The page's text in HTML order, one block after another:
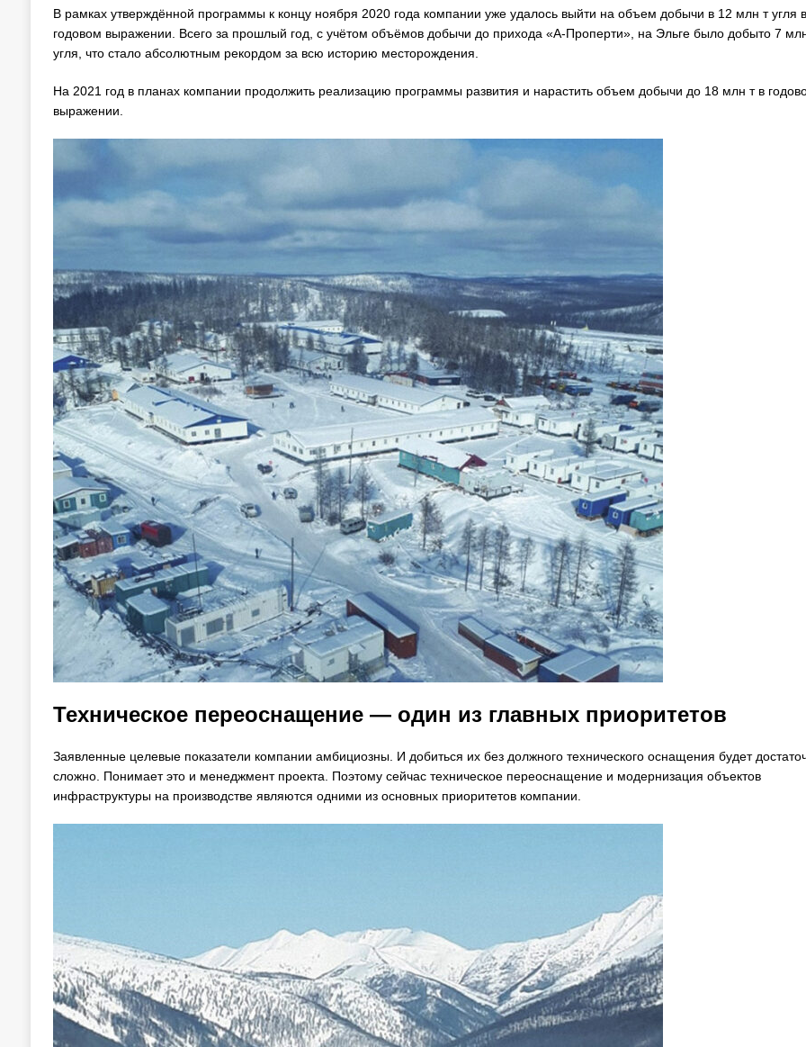
В рамках утверждённой программы к концу ноября 2020 года компании уже удалось выйти на объем добычи в 12 млн т угля в
годовом выражении. Всего за прошлый год, с учётом объёмов добычи до прихода «А-Проперти», на Эльге было добыто 7
угля, что стало абсолютным рекордом за всю историю месторождения.
На 2021 год в планах компании продолжить реализацию программы развития и нарастить объем добычи до 18 млн т в
выражении.
Техническое переоснащение — один из главных приоритетов
Заявленные целевые показатели компании амбициозны. И добиться их без должного технического оснащения будет
сложно. Понимает это и менеджмент проекта. Поэтому сейчас техническое переоснащение и модернизация объектов
инфраструктуры на производстве являются одними из основных приоритетов компании.